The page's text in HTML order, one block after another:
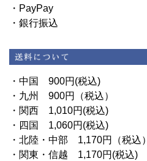
・PayPay
・銀行振込
・中国 900円(税込)
・九州 900円（税込）
・関西 1,010円(税込)
・四国 1,060円(税込)
・北陸・中部 1,170円（税込）
・関東・信越 1,170円(税込)